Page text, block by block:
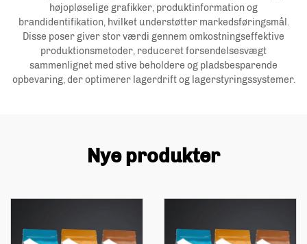
højopløselige grafikker, produktinformation og
brandidentifikation, hvilket understøtter markedsføringsmål.
Disse poser giver stor værdi gennem omkostningseffektive
produktionsmetoder, reduceret forsendelsesvægt
sammenlignet med stive beholdere og pladsbesparende
opbevaring, der optimerer lagerdrift og lagerstyringssystemer.
Nye produkter